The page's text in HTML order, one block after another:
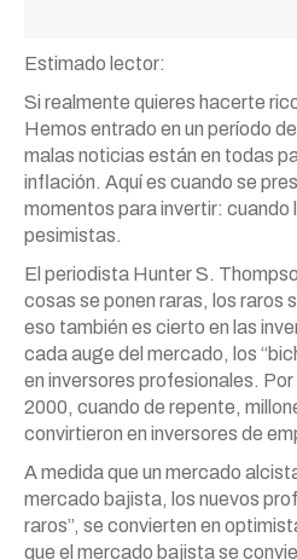
Estimado lector:
Si realmente quieres hacerte
Hemos entrado en un período
malas noticias están en todas
inflación. Aquí es cuando se
momentos para invertir: cuando
pesimistas.
El periodista Hunter S.
cosas se ponen raras, los raros
eso también es cierto en las
cada auge del mercado, los
en inversores profesionales.
2000, cuando de repente,
convirtieron en inversores de
A medida que un mercado
mercado bajista, los nuevos
raros”, se convierten en
que el mercado bajista se